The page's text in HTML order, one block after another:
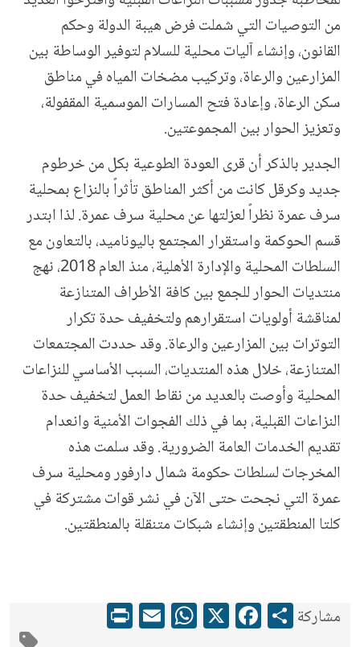
من التوصيات التي شملت فرض هيبة الدولة وحكم
القانون، وإنشاء آليات محلية للسلام لتوفير الوساطة بين
المزارعين والرعاة، وتركيب مضخات المياه في مناطق
سكن الرعاة، وإعادة فتح المسارات الموسمية المقفولة،
وتعزيز الحوار بين المجموعتين.
الجدير بالذكر أن قرى العودة الطوعية بكل من خرطوم
جديد وكرقل كانت من أكثر المناطق تأثراً بالنزاع بمحلية
سرف عمرة نظراً لعزلتها عن محلية سرف عمرة. لذا ابتدر
قسم الحوكمة واستقرار المجتمع باليوناميد، بالتعاون مع
السلطات المحلية والإدارة الأهلية، منذ العام 2018، نهج
منتديات الحوار للجمع بين كافة الأطراف المتنازعة
لمناقشة أولويات استقرارهم ولتخفيف حدة تكرار
التوترات بين المزارعين والرعاة. وقد حددت المجتمعات
المتنازعة، خلال هذه المنتديات، السبب الأساسي للنزاعات
المحلية وأوصت بالعديد من نقاط العمل لتخفيف حدة
النزاعات القبلية، بما في ذلك الفجوات الأمنية وانعدام
تقديم الخدمات العامة الضرورية. وقد سلمت هذه
المخرجات لسلطات حكومة شمال دارفور ومحلية سرف
عمرة التي نجحت حتى الآن في نشر قوات مشتركة في
كلتا المنطقتين وإنشاء شبكات متنقلة بالمنطقتين.
مشاركةShare
Facebook
X
WhatsApp
Email
Print